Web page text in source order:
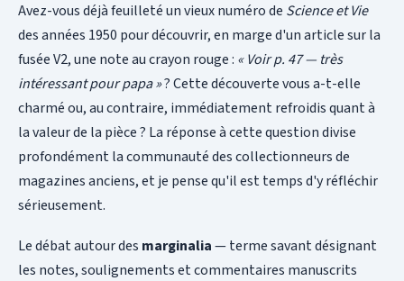
Avez-vous déjà feuilleté un vieux numéro de Science et Vie
des années 1950 pour découvrir, en marge d'un article sur la
fusée V2, une note au crayon rouge : « Voir p. 47 — très
intéressant pour papa »? Cette découverte vous a-t-elle
charmé ou, au contraire, immédiatement refroidis quant à
la valeur de la pièce ? La réponse à cette question divise
profondément la communauté des collectionneurs de
magazines anciens, et je pense qu'il est temps d'y réfléchir
sérieusement.
Le débat autour des marginalia— terme savant désignant
les notes, soulignements et commentaires manuscrits